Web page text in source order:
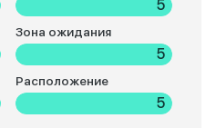
5
Зона ожидания
5
Расположение
5